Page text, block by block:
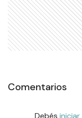
Comentarios